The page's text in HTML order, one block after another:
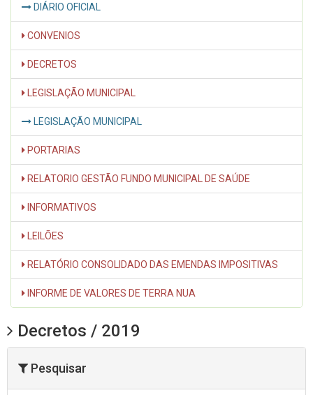
DIÁRIO OFICIAL
CONVENIOS
DECRETOS
LEGISLAÇÃO MUNICIPAL
LEGISLAÇÃO MUNICIPAL
PORTARIAS
RELATORIO GESTÃO FUNDO MUNICIPAL DE SAÚDE
INFORMATIVOS
LEILÕES
RELATÓRIO CONSOLIDADO DAS EMENDAS IMPOSITIVAS
INFORME DE VALORES DE TERRA NUA
Decretos / 2019
Pesquisar